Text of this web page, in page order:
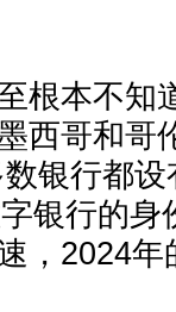
根本不知
西哥和哥
银行都
银行的身
，2024